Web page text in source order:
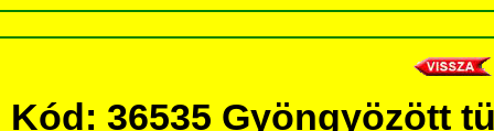
Kód: 36535 Gyöngyözött